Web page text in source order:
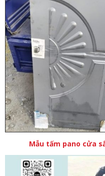
Mẫu tấm pano cửa